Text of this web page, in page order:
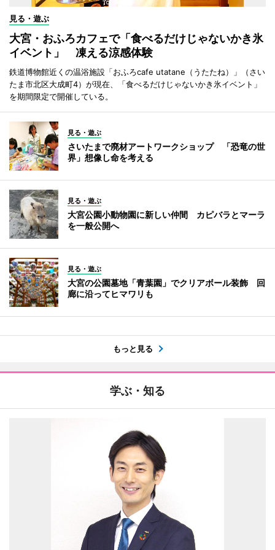
見る・遊ぶ
大宮・おふろカフェで「食べるだけじゃないかき氷
イベント」 凍える涼感体験
鉄道博物館近くの温浴施設「おふろcafe utatane（うたたね）」（さい
たま市北区大成町4）が現在、「食べるだけじゃないかき氷イベント」
を期間限定で開催している。
見る・遊ぶ
さいたまで廃材アートワークショップ 「恐竜の世
界」想像し命を考える
見る・遊ぶ
大宮公園小動物園に新しい仲間 カピバラとマーラ
を一般公開へ
見る・遊ぶ
大宮の公園墓地「青葉園」でクリアボール装飾 回
廊に沿ってヒマワリも
もっと見る
学ぶ・知る